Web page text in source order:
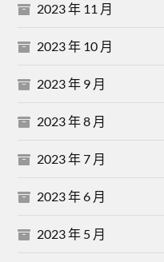
2023 年 11 月
2023 年 10 月
2023 年 9 月
2023 年 8 月
2023 年 7 月
2023 年 6 月
2023 年 5 月